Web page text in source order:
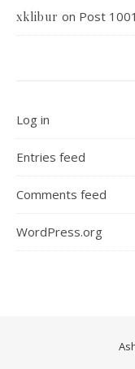
xklibur on Post
Log in
Entries feed
Comments feed
WordPress.org